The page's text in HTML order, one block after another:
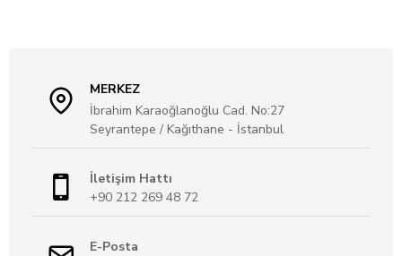
MERKEZ
İbrahim Karaoğlanoğlu Cad. No:27
Seyrantepe / Kağıthane - İstanbul
İletişim Hattı
+90 212 269 48 72
E-Posta